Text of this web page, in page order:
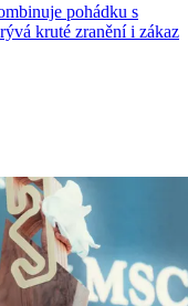
pohádku s
kruté zranění i zákaz